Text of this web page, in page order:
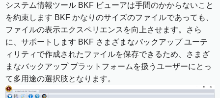
システム情報ツール BKF ビューアは手間のかからないこと
を約束します BKF かなりのサイズのファイルであっても、
ファイルの表示エクスペリエンスを向上させます。さら
に、サポートします BKF さまざまなバックアップ ユーテ
ィリティで作成されたファイルを保存できるため、さまざ
まなバックアップ プラットフォームを扱うユーザーにとっ
て多用途の選択肢となります。